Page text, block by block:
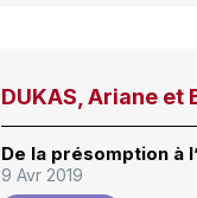
DUKAS, Ariane
De la présomption à
9 Avr 2019